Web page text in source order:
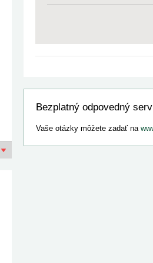
Bezplatný odpovedný
Vaše otázky môžete zadať na